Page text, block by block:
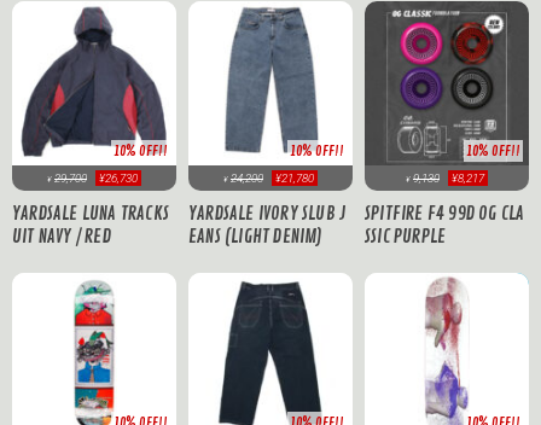
10% OFF!!
¥ 29,700 ¥26,730
YARDSALE LUNA TRACKS
UIT NAVY / RED
10% OFF!!
¥ 24,200 ¥21,780
YARDSALE IVORY SLUB J
EANS (LIGHT DENIM)
10% OFF!!
¥ 9,130 ¥8,217
SPITFIRE F4 99D OG CLA
SSIC PURPLE